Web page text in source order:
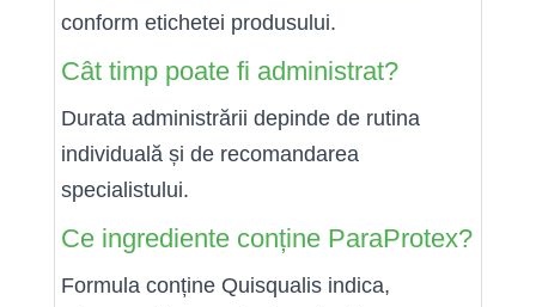
conform etichetei produsului.
Cât timp poate fi administrat?
Durata administrării depinde de rutina
individuală și de recomandarea
specialistului.
Ce ingrediente conține ParaProtex?
Formula conține Quisqualis indica,